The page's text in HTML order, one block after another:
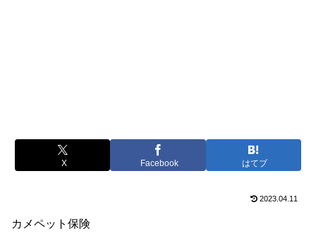
X Facebook はてブ
2023.04.11
カメペット保険